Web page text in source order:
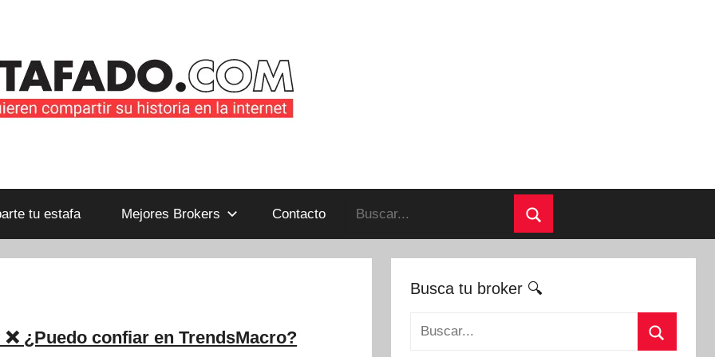
tu estafa Mejores Brokers Contacto
Buscar:
Buscar
¿Puedo confiar en TrendsMacro?
Busca tu broker 🔍
Buscar: